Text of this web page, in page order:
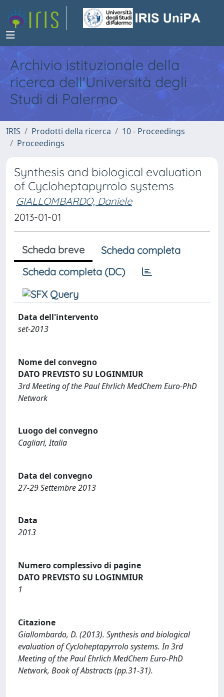
Archivio istituzionale della
ricerca dell'Università degli
Studi di Palermo
IRIS Prodotti della ricerca
10 - Proceedings
Proceedings
Synthesis and biological evaluation
of Cycloheptapyrrolo systems
GIALLOMBARDO, Daniele
2013-01-01
Scheda breve
Scheda completa
Scheda completa (DC)
Data dell'intervento
set-2013
Nome del convegno
DATO PREVISTO SU LOGINMIUR
3rd Meeting of the Paul Ehrlich MedChem Euro-PhD
Network
Luogo del convegno
Cagliari, Italia
Data del convegno
27-29 Settembre 2013
Data
2013
Numero complessivo di pagine
DATO PREVISTO SU LOGINMIUR
1
Citazione
Giallombardo, D. (2013). Synthesis and biological
evaluation of Cycloheptapyrrolo systems. In 3rd
Meeting of the Paul Ehrlich MedChem Euro-PhD
Network, Book of Abstracts (pp.31-31).